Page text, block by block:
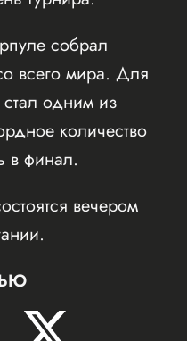
собрал
всего мира. Для
одним из
количество
в финал.
вечером